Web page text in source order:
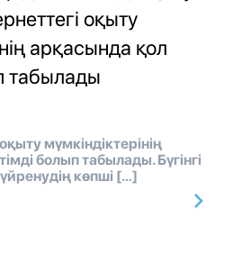
оқыту
арқасында қол
табылады
мүмкіндіктерінің
болып табылады. Бүгінгі
көпші […]